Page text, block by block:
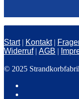
Start| Kontakt|
Widerruf| AGB |
© 2025